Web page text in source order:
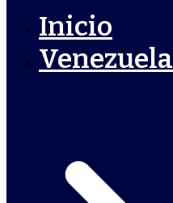
Inicio
Venezuela